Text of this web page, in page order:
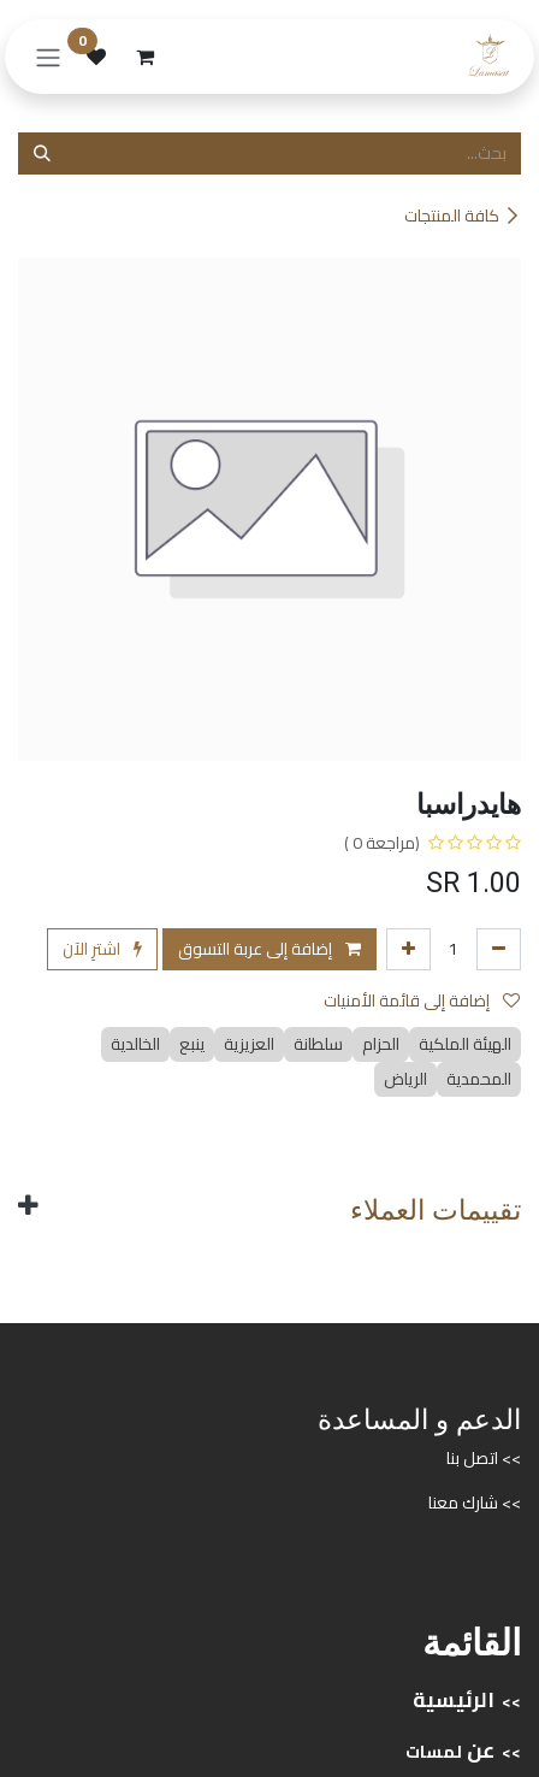
0
كافة المنتجات
هايدراسبا
(مراجعة 0 )
1.00
إضافة إلى عربة التسوق
اشترِ الآن
الهيئة الملكية
الحزام سلطانة العزيزية ينبع
الخالدية
المحمدية
الرياض
تقييمات العملاء
الدعم و المساعدة
>> اتصل بنا
>> شارك معنا
القائمة
>> الرئيسية
>> عن لمسات